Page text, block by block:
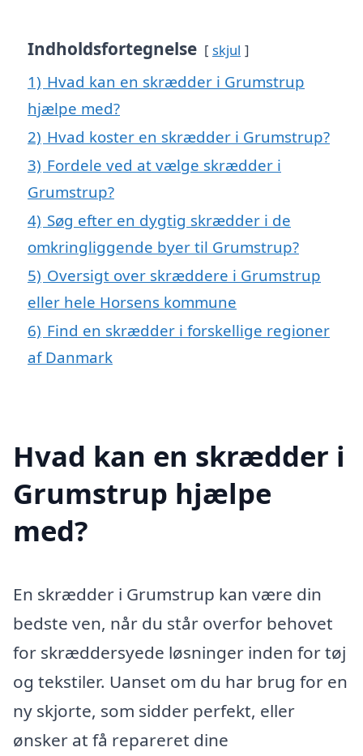
Indholdsfortegnelse skjul
1) Hvad kan en skrædder i Grumstrup
hjælpe med?
2) Hvad koster en skrædder i Grumstrup?
3) Fordele ved at vælge skrædder i
Grumstrup?
4) Søg efter en dygtig skrædder i de
omkringliggende byer til Grumstrup?
5) Oversigt over skræddere i Grumstrup
eller hele Horsens kommune
6) Find en skrædder i forskellige regioner
af Danmark
Hvad kan en skrædder i
Grumstrup hjælpe
med?
En skrædder i Grumstrup kan være din
bedste ven, når du står overfor behovet
for skræddersyede løsninger inden for tøj
og tekstiler. Uanset om du har brug for en
ny skjorte, som sidder perfekt, eller
ønsker at få repareret dine